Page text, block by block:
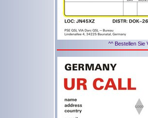
^^ Bestellen Sie